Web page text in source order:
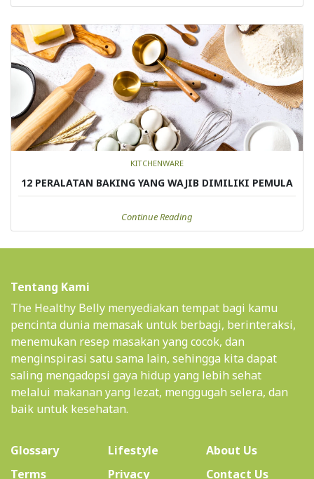
KITCHENWARE
12 PERALATAN BAKING YANG WAJIB DIMILIKI PEMULA
Continue Reading
Tentang Kami
The Healthy Belly menyediakan tempat bagi kamu
pencinta dunia memasak untuk berbagi, berinteraksi,
menemukan resep masakan yang cocok, dan
menginspirasi satu sama lain, sehingga kita dapat
saling mengadopsi gaya hidup yang lebih sehat
melalui makanan yang lezat, menggugah selera, dan
baik untuk kesehatan.
Glossary Lifestyle About Us(current)
Terms
Privacy Contact Us